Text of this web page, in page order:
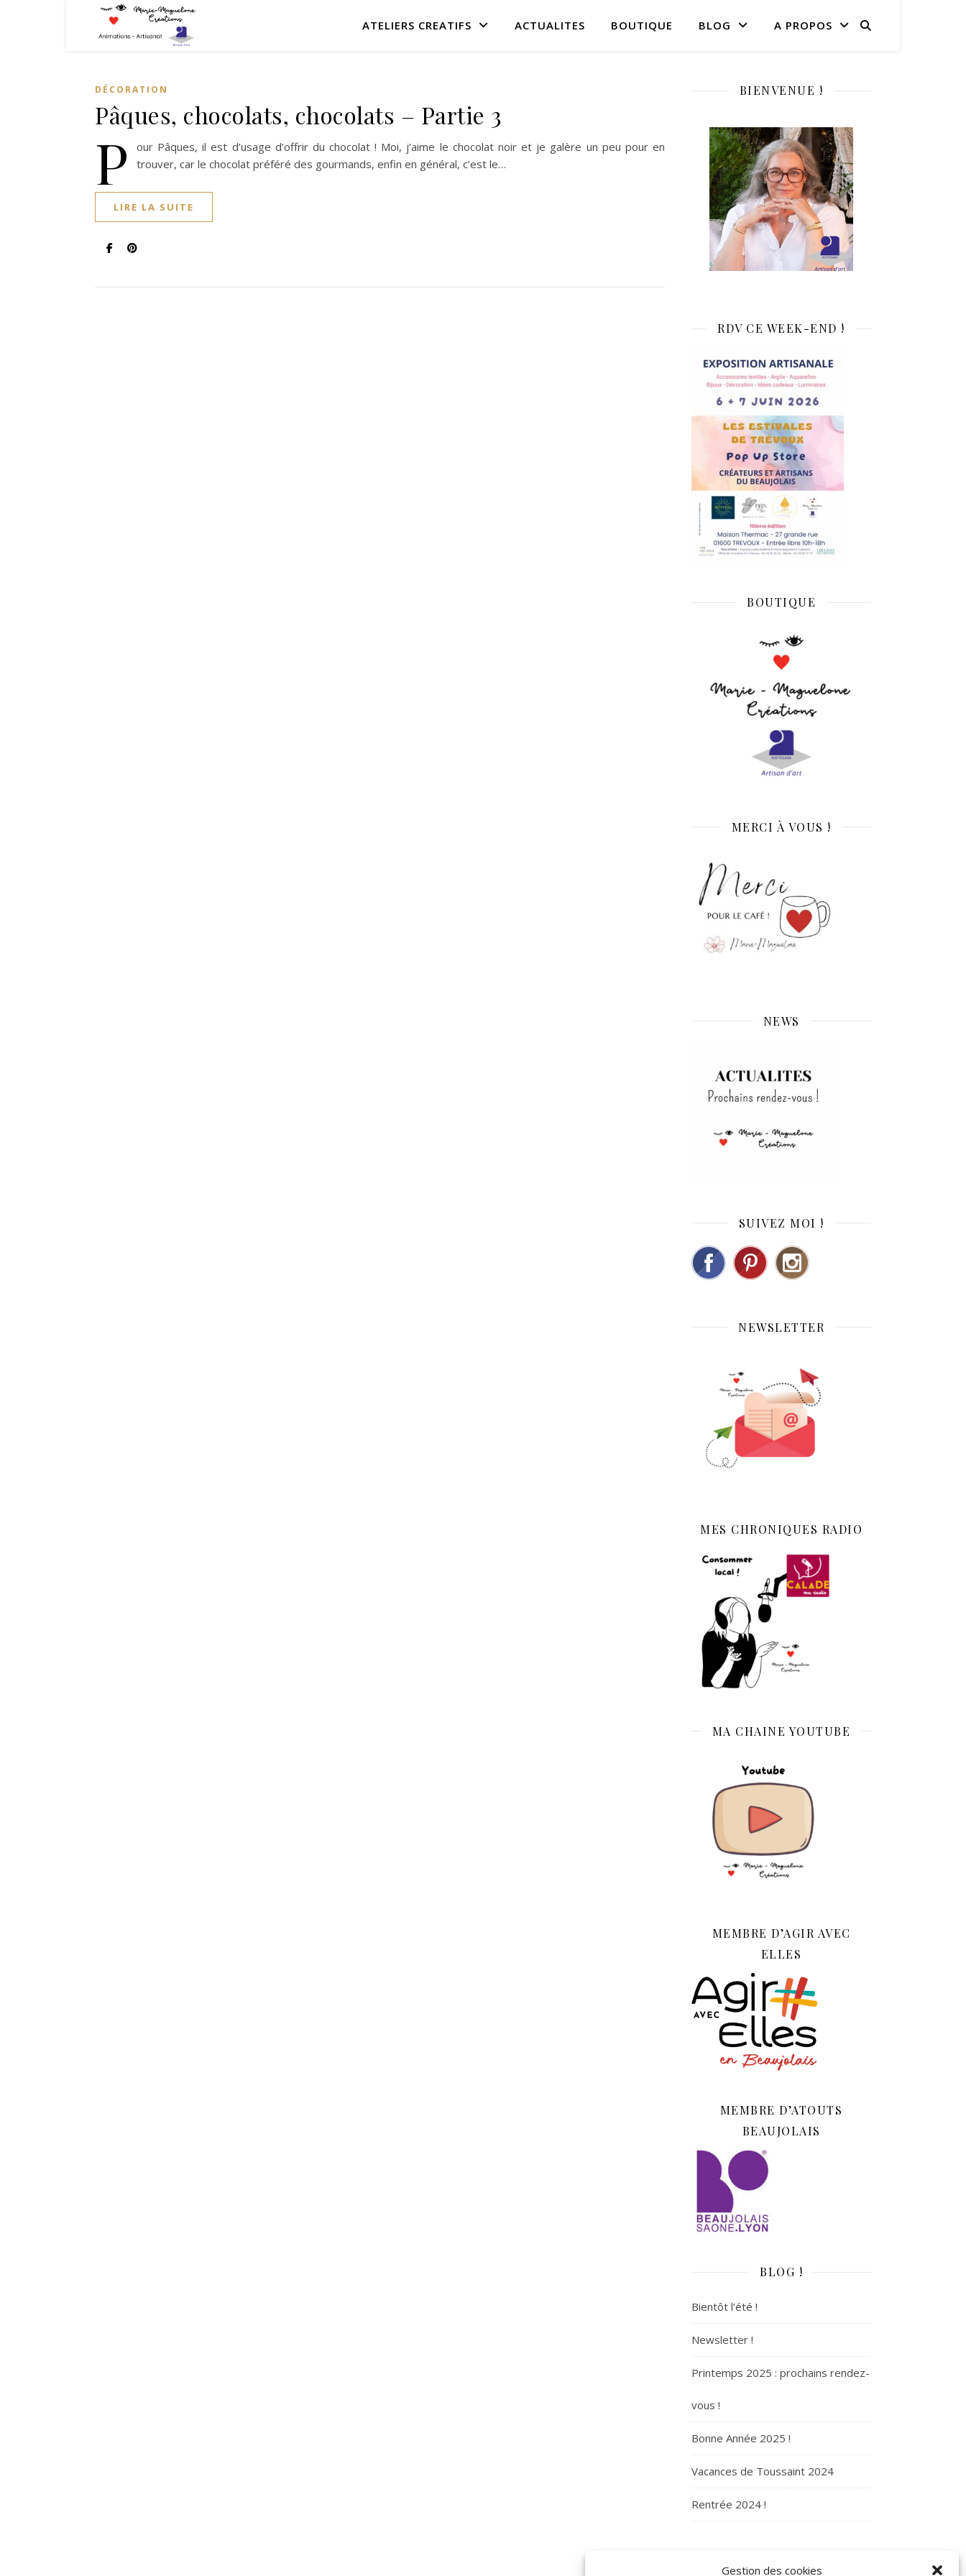
Gestion des cookies
ATELIERS CREATIFS ACTUALITES BOUTIQUE BLOG A PROPOS
DÉCORATION
Pâques, chocolats, chocolats – Partie 3
P
our Pâques, il est d’usage d’offrir du chocolat ! Moi, j’aime le chocolat noir et je galère un peu pour en
trouver, car le chocolat préféré des gourmands, enfin en général, c’est le…
LIRE LA SUITE
BIENVENUE !
RDV CE WEEK-END !
BOUTIQUE
MERCI À VOUS !
NEWS
SUIVEZ MOI !
NEWSLETTER
MES CHRONIQUES RADIO
MA CHAINE YOUTUBE
MEMBRE D’AGIR AVEC
ELLES
MEMBRE D’ATOUTS
BEAUJOLAIS
BLOG !
Bientôt l’été !
Newsletter !
Printemps 2025 : prochains rendez-
vous !
Bonne Année 2025 !
Vacances de Toussaint 2024
Rentrée 2024 !